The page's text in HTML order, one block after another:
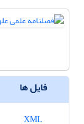
فایل ها